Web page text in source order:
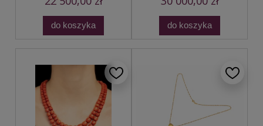
do koszyka do koszyka